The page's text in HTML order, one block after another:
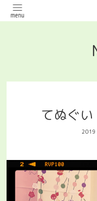
てぬぐい
2019